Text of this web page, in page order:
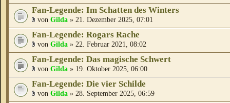
Fan-Legende: Im Schatten des Winters
von Gilda » 21. Dezember 2025, 07:01
Fan-Legende: Rogars Rache
von Gilda » 22. Februar 2021, 08:02
Fan-Legende: Das magische Schwert
von Gilda » 19. Oktober 2025, 06:00
Fan-Legende: Die vier Schilde
von Gilda » 28. September 2025, 06:59